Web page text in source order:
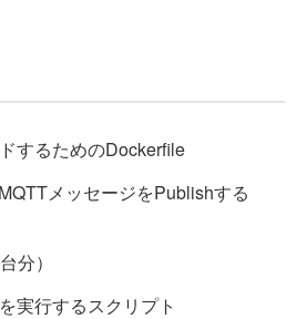
するためのDockerfile
メッセージをPublishする
分）
実行するスクリプト